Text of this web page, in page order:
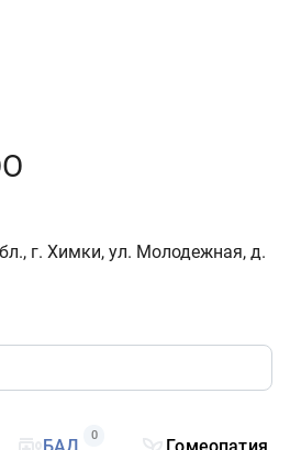
г. Химки, ул. Молодежная, д.
0